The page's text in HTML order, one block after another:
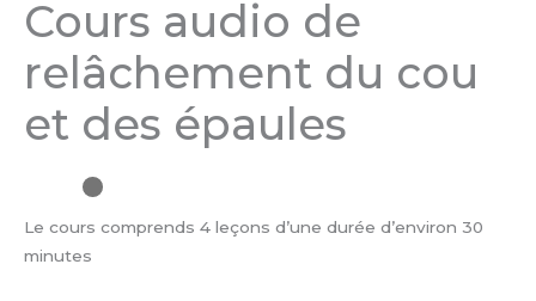
Cours audio de
relâchement du cou
et des épaules
Le cours comprends 4 leçons d’une durée d’environ 30
minutes
de
relâchement
du
et
épaules